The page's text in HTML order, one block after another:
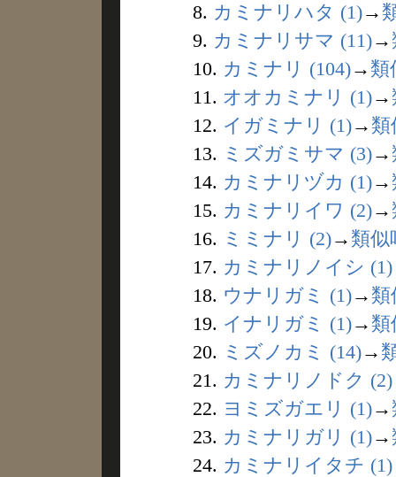
8. カミナリハタ (1)→
9. カミナリサマ (11)→
10. カミナリ (104)→ 類
11. オオカミナリ (1)→
12. イガミナリ (1)→ 類
13. ミズガミサマ (3)→
14. カミナリヅカ (1)→
15. カミナリイワ (2)→
16. ミミナリ (2)→ 類似
17. カミナリノイシ (1)
18. ウナリガミ (1)→ 類
19. イナリガミ (1)→ 類
20. ミズノカミ (14)→
21. カミナリノドク (2)
22. ヨミズガエリ (1)→
23. カミナリガリ (1)→
24. カミナリイタチ (1)